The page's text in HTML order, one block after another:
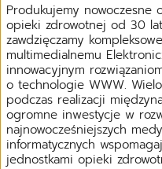
Produkujemy nowoczesne
opieki zdrowotnej od 30
zawdzięczamy
multimedialnemu
innowacyjnym
o technologie WWW.
podczas realizacji
ogromne inwestycje w
najnowocześniejszych
informatycznych
jednostkami opieki